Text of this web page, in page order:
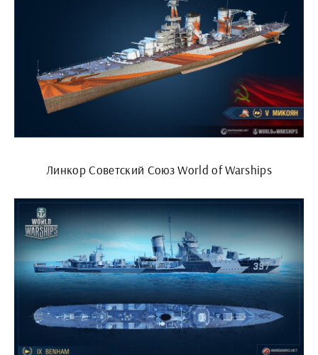
Линкор Советский Союз World of Warships